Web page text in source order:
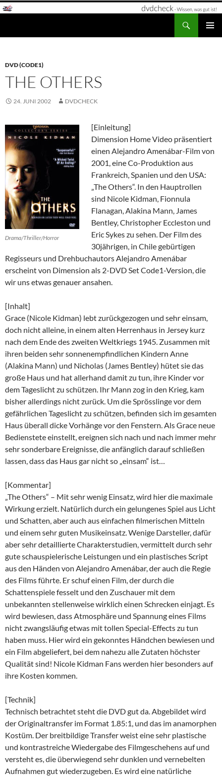
Zum
DVD (CODE1)
THE OTHERS
24. JUNI 2002 DVDCHECK
Drama/Thriller/Horror
[Einleitung]
Dimension Home Video präsentiert
einen Alejandro Amenábar-Film von
2001, eine Co-Produktion aus
Frankreich, Spanien und den USA:
„The Others“. In den Hauptrollen
sind Nicole Kidman, Fionnula
Flanagan, Alakina Mann, James
Bentley, Christopher Eccleston und
Eric Sykes zu sehen. Der Film des
30jährigen, in Chile gebürtigen
Regisseurs und Drehbuchautors Alejandro Amenábar
erscheint von Dimension als 2-DVD Set Code1-Version, die
wir uns etwas genauer ansahen.
[Inhalt]
Grace (Nicole Kidman) lebt zurückgezogen und sehr einsam,
doch nicht alleine, in einem alten Herrenhaus in Jersey kurz
nach dem Ende des zweiten Weltkriegs 1945. Zusammen mit
ihren beiden sehr sonnenempfindlichen Kindern Anne
(Alakina Mann) und Nicholas (James Bentley) hütet sie das
große Haus und hat allerhand damit zu tun, ihre Kinder vor
dem Tageslicht zu schützen. Ihr Mann zog in den Krieg, kam
bisher allerdings nicht zurück. Um die Sprösslinge vor dem
gefährlichen Tageslicht zu schützen, befinden sich im gesamten
Haus überall dicke Vorhänge vor den Fenstern. Als Grace neue
Bedienstete einstellt, ereignen sich nach und nach immer mehr
sehr sonderbare Ereignisse, die anfänglich darauf schließen
lassen, dass das Haus gar nicht so „einsam“ ist…
[Kommentar]
„The Others“ – Mit sehr wenig Einsatz, wird hier die maximale
Wirkung erzielt. Natürlich durch ein gelungenes Spiel aus Licht
und Schatten, aber auch aus einfachen filmerischen Mitteln
und einem sehr guten Musikeinsatz. Wenige Darsteller, dafür
aber sehr detaillierte Charakterstudien, vermittelt durch sehr
gute schauspielerische Leistungen und ein plastisches Script
aus den Händen von Alejandro Amenábar, der auch die Regie
des Films führte. Er schuf einen Film, der durch die
Schattenspiele fesselt und den Zuschauer mit dem
unbekannten stellenweise wirklich einen Schrecken einjagt. Es
wird bewiesen, dass Atmosphäre und Spannung eines Films
nicht zwangsläufig etwas mit tollen Special-Effects zu tun
haben muss. Hier wird ein gekonntes Händchen bewiesen und
ein Film abgeliefert, bei dem nahezu alle Zutaten höchster
Qualität sind! Nicole Kidman Fans werden hier besonders auf
ihre Kosten kommen.
[Technik]
Technisch betrachtet steht die DVD gut da. Abgebildet wird
der Originaltransfer im Format 1.85:1, und das im anamorphen
Kostüm. Der breitbildige Transfer weist eine sehr plastische
und kontrastreiche Wiedergabe des Filmgeschehens auf und
versteht es, die überwiegend sehr dunklen und vernebelten
Aufnahmen gut wiederzugeben. Es wird eine natürliche